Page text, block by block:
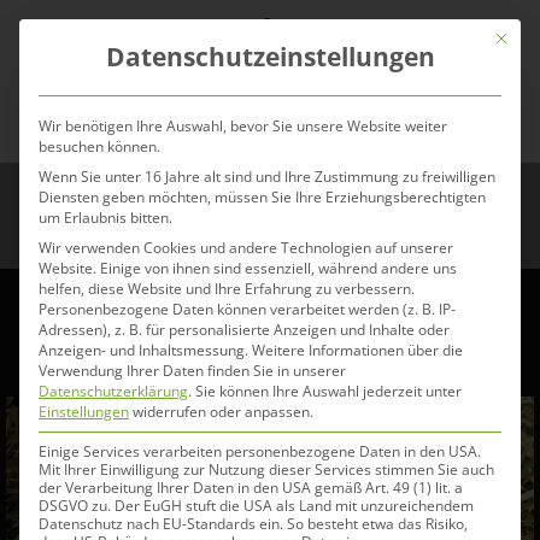
Zum
Menü
Eohippos HAY LOVE
Mit
Datenschutzeinstellungen
Wir benötigen Ihre Auswahl, bevor Sie unsere Website weiter
besuchen können.
Wenn Sie unter 16 Jahre alt sind und Ihre Zustimmung zu freiwilligen
Diensten geben möchten, müssen Sie Ihre Erziehungsberechtigten
um Erlaubnis bitten.
Wir verwenden Cookies und andere Technologien auf unserer
Website. Einige von ihnen sind essenziell, während andere uns
helfen, diese Website und Ihre Erfahrung zu verbessern.
Personenbezogene Daten können verarbeitet werden (z. B. IP-
Adressen), z. B. für personalisierte Anzeigen und Inhalte oder
Anzeigen- und Inhaltsmessung.Weitere Informationen über die
Verwendung Ihrer Daten finden Sie in unserer
Datenschutzerklärung.Sie können Ihre Auswahl jederzeit unter
Einstellungenwiderrufen oder anpassen.
Einige Services verarbeiten personenbezogene Daten in den USA.
Mit Ihrer Einwilligung zur Nutzung dieser Services stimmen Sie auch
der Verarbeitung Ihrer Daten in den USA gemäß Art. 49 (1) lit. a
DSGVO zu. Der EuGH stuft die USA als Land mit unzureichendem
Datenschutz nach EU-Standards ein. So besteht etwa das Risiko,